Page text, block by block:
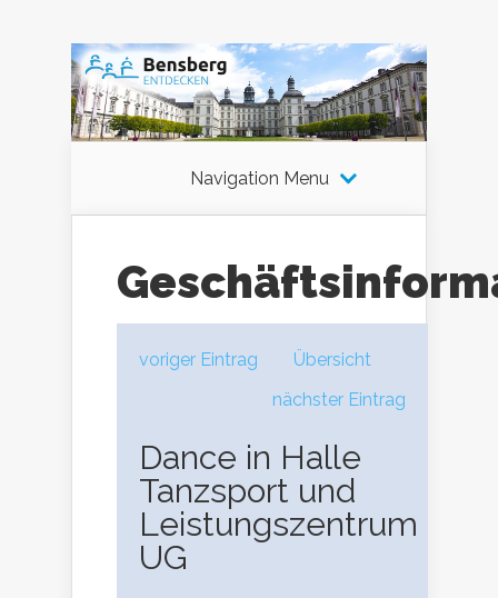
Navigation Menu
voriger Eintrag
Übersicht
nächster Eintrag
Dance in Halle
Tanzsport und
Leistungszentrum
UG